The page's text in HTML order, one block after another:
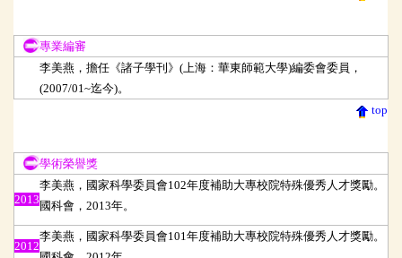
專業編審
李美燕，擔任《諸子學刊》(上海：華東師範大學)編委會委員，
(2007/01~迄今)。
top
學術榮譽獎
2013
李美燕，國家科學委員會102年度補助大專校院特殊優秀人才獎勵。
國科會，2013年。
2012
李美燕，國家科學委員會101年度補助大專校院特殊優秀人才獎勵。